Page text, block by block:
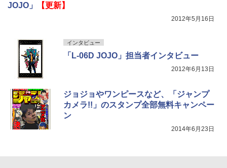
JOJO」
【更新】
2012年5月16日
インタビュー
「L-06D JOJO」担当者インタビュー
2012年6月13日
ジョジョやワンピースなど、「ジャンプ
カメラ!!」のスタンプ全部無料キャンペー
ン
2014年6月23日